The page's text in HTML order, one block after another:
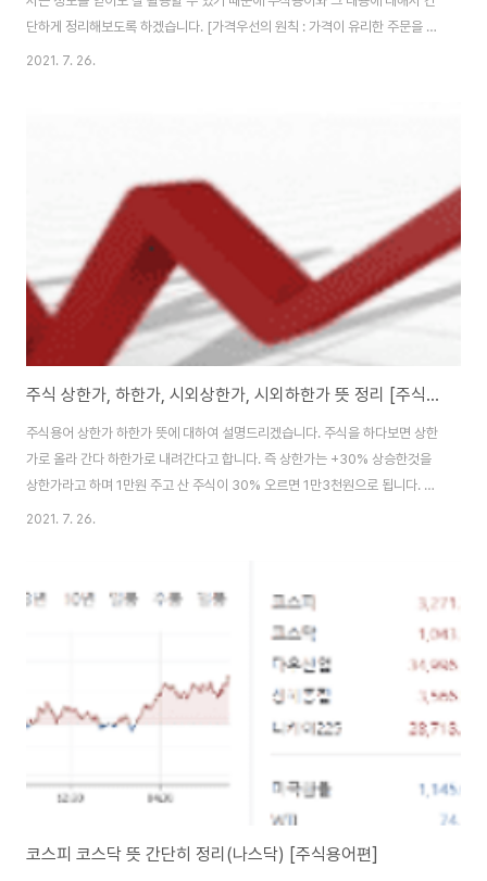
단하게 정리해보도록 하겠습니다. [가격우선의 원칙 : 가격이 유리한 주문을 우
선적 체결시키는 것을 말합니다. 매수주문 때는 높은 가격이 유리하며 매도주
니다.] [갈아타기 : 주식투자를 할 때 얻어지는 것들이 수익은 매매차익에서 결
정된다고 합니다. 내가 보유하..
2021. 7. 26.
주식 상한가, 하한가, 시외상한가, 시외하한가 뜻 정리 [주식용어편]
주식용어 상한가 하한가 뜻에 대하여 설명드리겠습니다. 주식을 하다보면 상한
가로 올라 간다 하한가로 내려간다고 합니다. 즉 상한가는 +30% 상승한것을
상한가라고 하며 1만원 주고 산 주식이 30% 오르면 1만3천원으로 됩니다. 이
게 상한가라고 할 수 있습니다. 그리고 하한가는 말그대로 떨어지는 것을 이야
식중에서 미국 주식 같은 경우는 상한가 하한가라는 개념이 없다고 합니다. 또
시외상한가, 시외하한가라는 것은 시간외거래에 대한 것을 이야기 하는 것으로
정규장시간이 아닌 시간외거래일 때 상한가 하한가를 말하는 것입니다. 즉 시
2021. 7. 26.
코스피 코스닥 뜻 간단히 정리(나스닥) [주식용어편]